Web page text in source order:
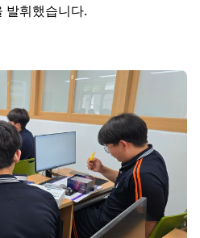
발휘했습니다.